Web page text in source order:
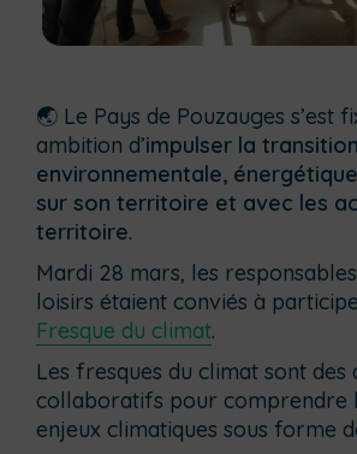
🌏 Le Pays de Pouzauges s’est
ambition d’impulser la transition
environnementale,
sur son territoire et avec les
territoire.
Mardi 28 mars, les responsables
loisirs étaient conviés à
Fresque du climat.
Les fresques du climat sont des
collaboratifs pour comprendre
enjeux climatiques sous forme